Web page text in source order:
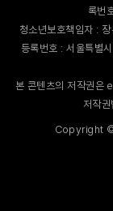
록번
청소년보호책임자 :
등록번호 : 서울특별
본 콘텐츠의 저작권은
저작
Copyright